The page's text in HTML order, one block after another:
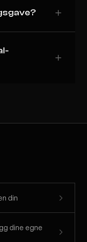
din
dine egne